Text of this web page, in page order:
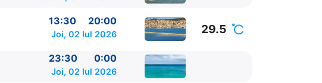
13:30
20:00
Joi, 02 Iul 2026 29.5
23:30
0:00
Joi, 02 Iul 2026